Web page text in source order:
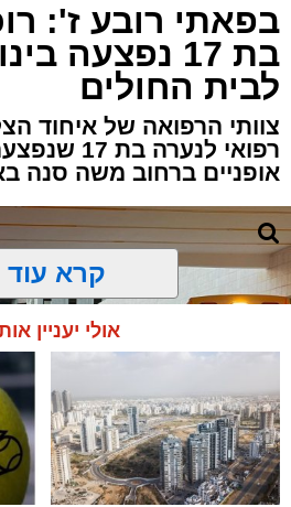
בפאתי רובע ז':
בת 17 נפצעה
לבית החולים
צוותי הרפואה של איחוד
רפואי
אופניים ברחוב משה סנה
קרא עוד
אולי יעניין